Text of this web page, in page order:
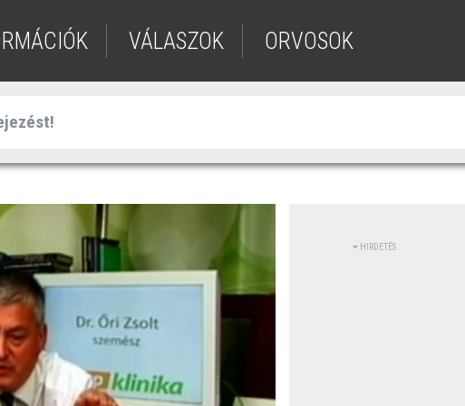
VÁLASZOK ORVOSOK
HIRDETÉS